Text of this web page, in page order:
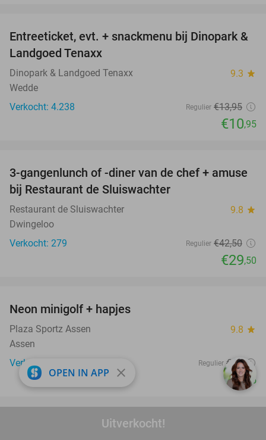
Uitverkocht!
22%
Entreeticket, evt. + snackmenu bij Dinopark &
Landgoed Tenaxx
Dinopark & Landgoed Tenaxx 9.3 star
Wedde
Verkocht: 4.238
Regulier €13,95
€10,95
31%
3-gangenlunch of -diner van de chef + amuse
bij Restaurant de Sluiswachter
Restaurant de Sluiswachter 9.8 star
Dwingeloo
Verkocht: 279
Regulier €42,50
€29,50
Neon minigolf + hapjes
Plaza Sportz Assen 9.8 star
Assen
Verkocht: 959
Regulier €10
€4,95
Huur e-chopper + koffie/thee + cake + evt.
OPEN IN APP close